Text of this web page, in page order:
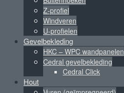
Z-profiel
Windveren
U-profielen
Gevelbekleding
HKC – WPC wandpanelen
Cedral gevelbekleding
Cedral Click
Hout